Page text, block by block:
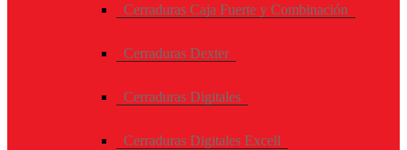
Cerraduras Caja Fuerte y Combinación
Cerraduras Dexter
Cerraduras Digitales
Cerraduras Digitales Excell